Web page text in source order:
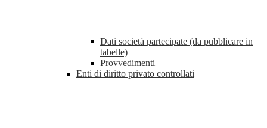
Dati società partecipate (da pubblicare in
tabelle)
Provvedimenti
Enti di diritto privato controllati